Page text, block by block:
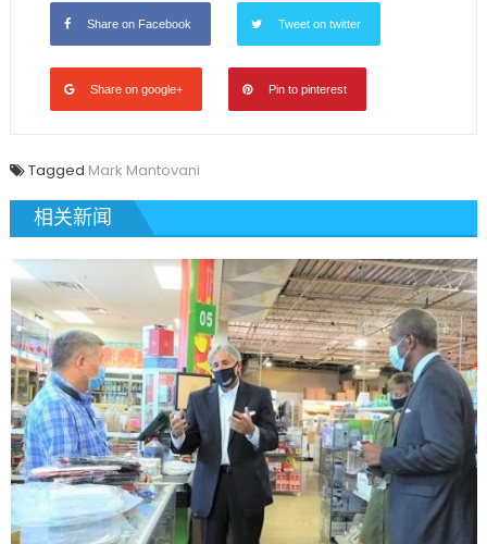
Share on Facebook Tweet on twitter
Share on google+ Pin to pinterest
Tagged Mark Mantovani
相关新闻